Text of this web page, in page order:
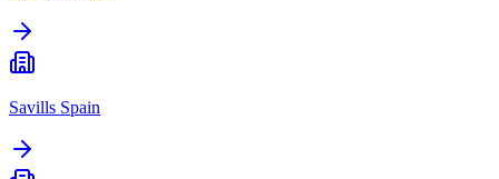
Savills Spain